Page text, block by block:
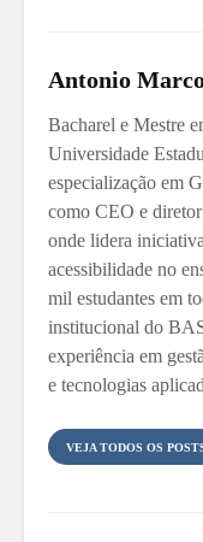
Antonio
Bacharel e Mestre
Universidade
especialização em
como CEO e
onde lidera
acessibilidade no
mil estudantes em
institucional do
experiência em
e tecnologias
VEJA TODOS OS